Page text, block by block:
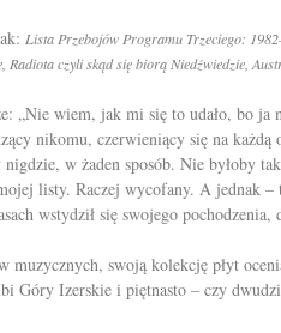
Lista Przebojów Programu Trzeciego:
Radiota czyli skąd się biorą Niedźwiedzie,
„Nie wiem, jak mi się to udało, bo ja
nikomu, czerwieniący się na
nigdzie, w żaden sposób. Nie byłoby
listy. Raczej wycofany. A jednak –
wstydził się swojego pochodzenia,
muzycznych, swoją kolekcję płyt
Góry Izerskie i piętnasto – czy